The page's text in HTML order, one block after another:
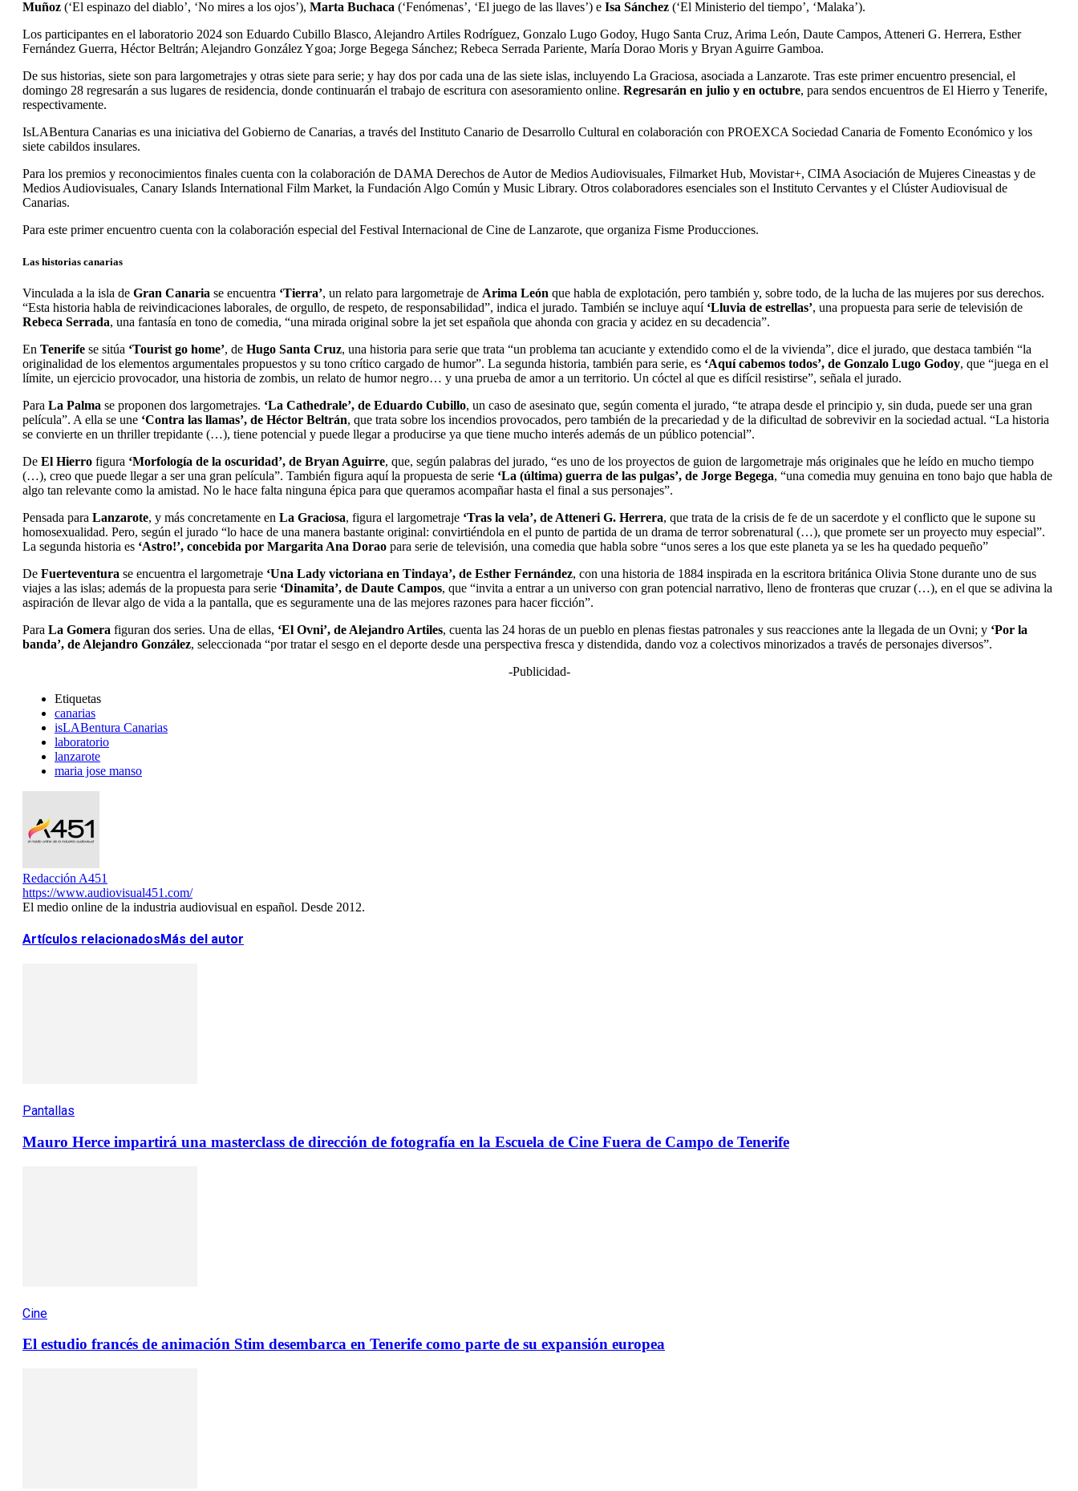
Muñoz (‘El espinazo del diablo’, ‘No mires a los ojos’), Marta Buchaca (‘Fenómenas’, ‘El juego de las llaves’) e Isa Sánchez (‘El Ministerio del tiempo’, ‘Malaka’).
Los participantes en el laboratorio 2024 son Eduardo Cubillo Blasco, Alejandro Artiles Rodríguez, Gonzalo Lugo Godoy, Hugo Santa Cruz, Arima León, Daute Campos, Atteneri G. Herrera, Esther
Fernández Guerra, Héctor Beltrán; Alejandro González Ygoa; Jorge Begega Sánchez; Rebeca Serrada Pariente, María Dorao Moris y Bryan Aguirre Gamboa.
De sus historias, siete son para largometrajes y otras siete para serie; y hay dos por cada una de las siete islas, incluyendo La Graciosa, asociada a Lanzarote. Tras este primer encuentro presencial, el
domingo 28 regresarán a sus lugares de residencia, donde continuarán el trabajo de escritura con asesoramiento online. Regresarán en julio y en octubre, para sendos encuentros de El Hierro y Tenerife,
respectivamente.
IsLABentura Canarias es una iniciativa del Gobierno de Canarias, a través del Instituto Canario de Desarrollo Cultural en colaboración con PROEXCA Sociedad Canaria de Fomento Económico y los
siete cabildos insulares.
Para los premios y reconocimientos finales cuenta con la colaboración de DAMA Derechos de Autor de Medios Audiovisuales, Filmarket Hub, Movistar+, CIMA Asociación de Mujeres Cineastas y de
Medios Audiovisuales, Canary Islands International Film Market, la Fundación Algo Común y Music Library. Otros colaboradores esenciales son el Instituto Cervantes y el Clúster Audiovisual de
Canarias.
Para este primer encuentro cuenta con la colaboración especial del Festival Internacional de Cine de Lanzarote, que organiza Fisme Producciones.
Las historias canarias
Vinculada a la isla de Gran Canaria se encuentra ‘Tierra’, un relato para largometraje de Arima León que habla de explotación, pero también y, sobre todo, de la lucha de las mujeres por sus derechos.
“Esta historia habla de reivindicaciones laborales, de orgullo, de respeto, de responsabilidad”, indica el jurado. También se incluye aquí ‘Lluvia de estrellas’, una propuesta para serie de televisión de
Rebeca Serrada, una fantasía en tono de comedia, “una mirada original sobre la jet set española que ahonda con gracia y acidez en su decadencia”.
En Tenerife se sitúa ‘Tourist go home’, de Hugo Santa Cruz, una historia para serie que trata “un problema tan acuciante y extendido como el de la vivienda”, dice el jurado, que destaca también “la
originalidad de los elementos argumentales propuestos y su tono crítico cargado de humor”. La segunda historia, también para serie, es ‘Aquí cabemos todos’, de Gonzalo Lugo Godoy, que “juega en el
límite, un ejercicio provocador, una historia de zombis, un relato de humor negro… y una prueba de amor a un territorio. Un cóctel al que es difícil resistirse”, señala el jurado.
Para La Palma se proponen dos largometrajes. ‘La Cathedrale’, de Eduardo Cubillo, un caso de asesinato que, según comenta el jurado, “te atrapa desde el principio y, sin duda, puede ser una gran
película”. A ella se une ‘Contra las llamas’, de Héctor Beltrán, que trata sobre los incendios provocados, pero también de la precariedad y de la dificultad de sobrevivir en la sociedad actual. “La historia
se convierte en un thriller trepidante (…), tiene potencial y puede llegar a producirse ya que tiene mucho interés además de un público potencial”.
De El Hierro figura ‘Morfología de la oscuridad’, de Bryan Aguirre, que, según palabras del jurado, “es uno de los proyectos de guion de largometraje más originales que he leído en mucho tiempo
(…), creo que puede llegar a ser una gran película”. También figura aquí la propuesta de serie ‘La (última) guerra de las pulgas’, de Jorge Begega, “una comedia muy genuina en tono bajo que habla de
algo tan relevante como la amistad. No le hace falta ninguna épica para que queramos acompañar hasta el final a sus personajes”.
Pensada para Lanzarote, y más concretamente en La Graciosa, figura el largometraje ‘Tras la vela’, de Atteneri G. Herrera, que trata de la crisis de fe de un sacerdote y el conflicto que le supone su
homosexualidad. Pero, según el jurado “lo hace de una manera bastante original: convirtiéndola en el punto de partida de un drama de terror sobrenatural (…), que promete ser un proyecto muy especial”.
La segunda historia es ‘Astro!’, concebida por Margarita Ana Dorao para serie de televisión, una comedia que habla sobre “unos seres a los que este planeta ya se les ha quedado pequeño”
De Fuerteventura se encuentra el largometraje ‘Una Lady victoriana en Tindaya’, de Esther Fernández, con una historia de 1884 inspirada en la escritora británica Olivia Stone durante uno de sus
viajes a las islas; además de la propuesta para serie ‘Dinamita’, de Daute Campos, que “invita a entrar a un universo con gran potencial narrativo, lleno de fronteras que cruzar (…), en el que se adivina la
aspiración de llevar algo de vida a la pantalla, que es seguramente una de las mejores razones para hacer ficción”.
Para La Gomera figuran dos series. Una de ellas, ‘El Ovni’, de Alejandro Artiles, cuenta las 24 horas de un pueblo en plenas fiestas patronales y sus reacciones ante la llegada de un Ovni; y ‘Por la
banda’, de Alejandro González, seleccionada “por tratar el sesgo en el deporte desde una perspectiva fresca y distendida, dando voz a colectivos minorizados a través de personajes diversos”.
-Publicidad-
Etiquetas
canarias
isLABentura Canarias
laboratorio
lanzarote
maria jose manso
Redacción A451
https://www.audiovisual451.com/
El medio online de la industria audiovisual en español. Desde 2012.
Artículos relacionadosMás del autor
Pantallas
Mauro Herce impartirá una masterclass de dirección de fotografía en la Escuela de Cine Fuera de Campo de Tenerife
Cine
El estudio francés de animación Stim desembarca en Tenerife como parte de su expansión europea